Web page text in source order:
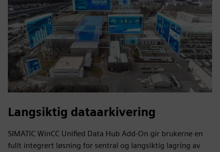
Langsiktig dataarkivering
SIMATIC WinCC Unified Data Hub Add-On gir brukerne en
fullt integrert løsning for sentral og langsiktig lagring av